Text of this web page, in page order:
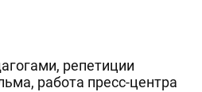
репетиции
работа пресс-центра